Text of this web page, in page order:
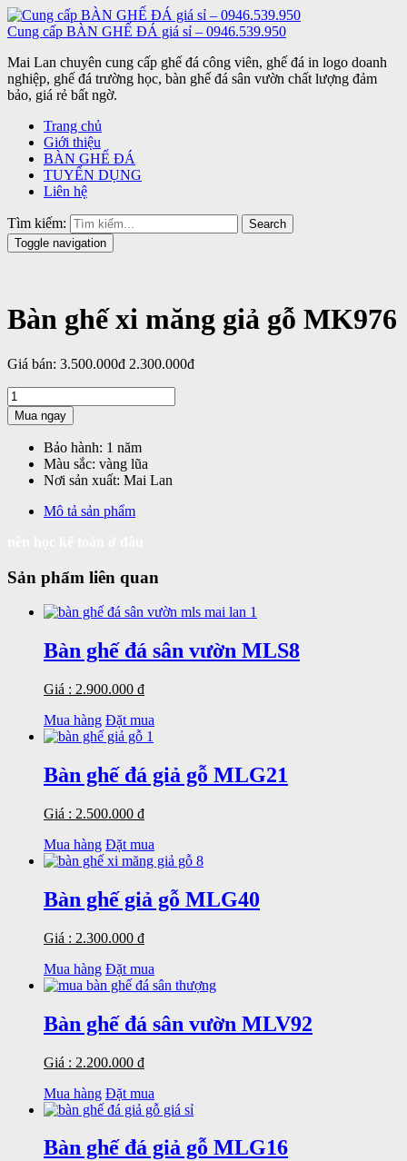
Cung cấp BÀN GHẾ ĐÁ giá sỉ – 0946.539.950
Mai Lan chuyên cung cấp ghế đá công viên, ghế đá in logo doanh
nghiệp, ghế đá trường học, bàn ghế đá sân vườn chất lượng đảm
bảo, giá rẻ bất ngờ.
Trang chủ
Giới thiệu
BÀN GHẾ ĐÁ
TUYỂN DỤNG
Liên hệ
Tìm kiếm:
Search
Toggle navigation
Bàn ghế xi măng giả gỗ MK976
Giá bán: 3.500.000đ 2.300.000đ
Mua ngay
Bảo hành: 1 năm
Màu sắc: vàng lũa
Nơi sản xuất: Mai Lan
Mô tả sản phẩm
Sản phẩm liên quan
Bàn ghế đá sân vườn MLS8
Giá : 2.900.000 đ
Mua hàng Đặt mua
Bàn ghế đá giả gỗ MLG21
Giá : 2.500.000 đ
Mua hàng Đặt mua
Bàn ghế giả gỗ MLG40
Giá : 2.300.000 đ
Mua hàng Đặt mua
Bàn ghế đá sân vườn MLV92
Giá : 2.200.000 đ
Mua hàng Đặt mua
Bàn ghế đá giả gỗ MLG16